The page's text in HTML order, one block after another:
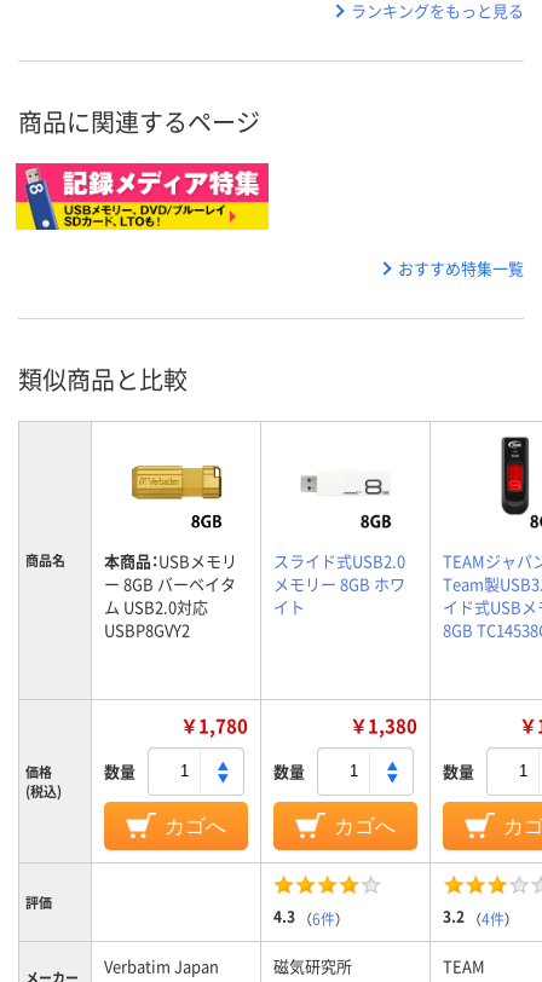
ランキングをもっと見る
商品に関連するページ
おすすめ特集一覧
類似商品と比較
商品名 本商品：USBメモリ
ー 8GB バーベイタ
ム USB2.0対応
USBP8GVY2
スライド式USB2.0
メモリー 8GB ホワ
イト
TEAMジャパ
Team製
イド式USB
8GB
価格
(税込)
￥1,780
数量
カゴへ
￥1,380
数量
カゴへ
数量
カ
評価
4.3 （6件） 3.2 （4件）
メーカー Verbatim Japan 磁気研究所 TEAM